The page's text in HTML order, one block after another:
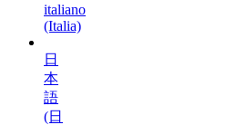
italiano
(Italia)
日
本
語
(日